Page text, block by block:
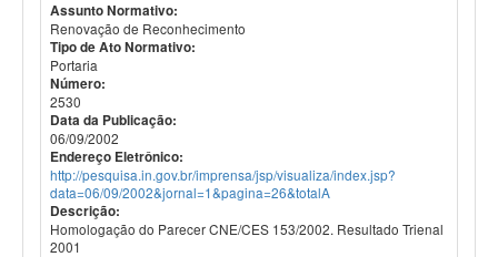
Assunto Normativo:
Renovação de Reconhecimento
Tipo de Ato Normativo:
Portaria
Número:
2530
Data da Publicação:
06/09/2002
Endereço Eletrônico:
http://pesquisa.in.gov.br/imprensa/jsp/visualiza/index.jsp?
data=06/09/2002&jornal=1&pagina=26&totalA
Descrição:
Homologação do Parecer CNE/CES 153/2002. Resultado Trienal
2001